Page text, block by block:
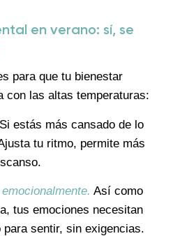
en verano: sí, se
para que tu bienestar
con las altas temperaturas:
Si estás más cansado de lo
tu ritmo, permite más
Así como
tus emociones necesitan
sentir, sin exigencias.